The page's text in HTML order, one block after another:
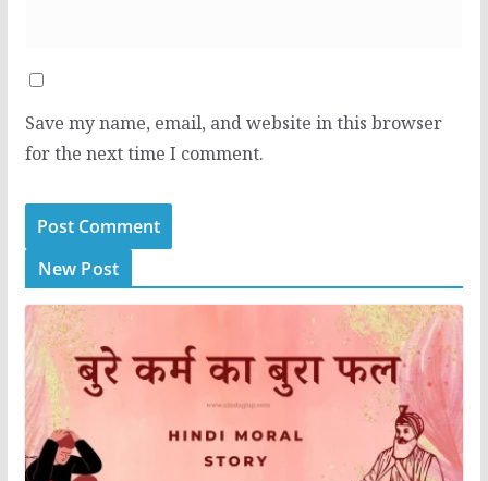
Save my name, email, and website in this browser
for the next time I comment.
New Post